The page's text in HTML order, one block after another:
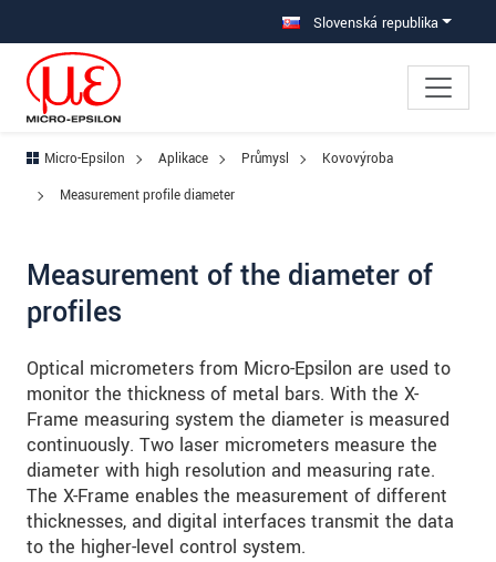
Prejdite priamo na hlavnú navigáciu Slovenská republika
Micro-Epsilon Aplikace Průmysl
Kovovýroba
Measurement profile diameter
Measurement of the diameter of
profiles
Optical micrometers from Micro-Epsilon are used to
monitor the thickness of metal bars. With the X-
Frame measuring system the diameter is measured
continuously. Two laser micrometers measure the
diameter with high resolution and measuring rate.
The X-Frame enables the measurement of different
thicknesses, and digital interfaces transmit the data
to the higher-level control system.